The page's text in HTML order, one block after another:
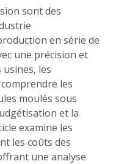
sont des
en série de
une précision et
usines, les
les
moulés sous
et la
examine les
les coûts des
une analyse